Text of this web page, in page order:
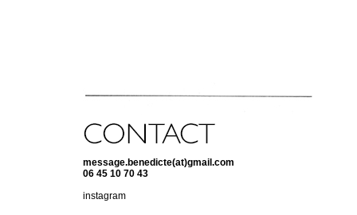
message.benedicte(at)gmail.com
06 45 10 70 43
instagram